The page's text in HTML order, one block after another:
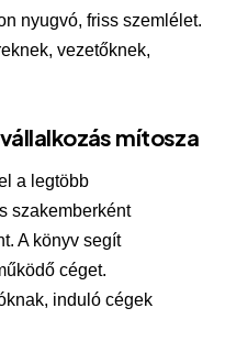
nyugvó, friss szemlélet.
vezetőknek,
mítosza
a legtöbb
szakemberként
A könyv segít
céget.
induló cégek